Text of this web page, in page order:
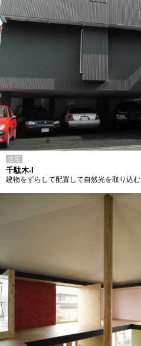
住宅
千駄木-I
建物をずらして配置して自然光を取り込む